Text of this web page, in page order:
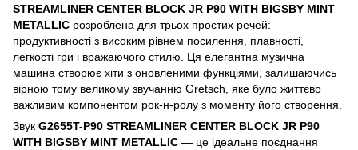
STREAMLINER CENTER BLOCK JR P90 WITH BIGSBY MINT
METALLIC розроблена для трьох простих речей:
продуктивності з високим рівнем посилення, плавності,
легкості гри і вражаючого стилю. Ця елегантна музична
машина створює хіти з оновленими функціями, залишаючись
вірною тому великому звучанню Gretsch, яке було життєво
важливим компонентом рок-н-ролу з моменту його створення.
Звук G2655T-P90 STREAMLINER CENTER BLOCK JR P90
WITH BIGSBY MINT METALLIC — це ідеальне поєднання